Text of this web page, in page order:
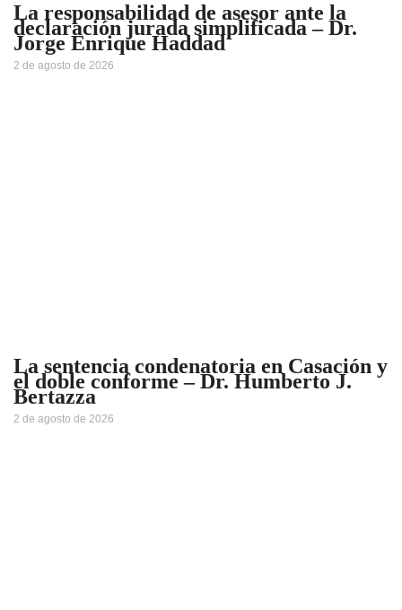
La responsabilidad de asesor ante la
declaración jurada simplificada – Dr.
Jorge Enrique Haddad
2 de agosto de 2026
La sentencia condenatoria en Casación y
el doble conforme – Dr. Humberto J.
Bertazza
2 de agosto de 2026